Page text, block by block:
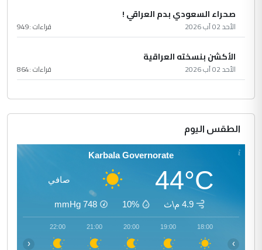
صحراء السعودي بدم العراقي !
الأحد 02 آب 2026 قراءات :949
الأكشن بنسخته العراقية
الأحد 02 آب 2026 قراءات :864
الطقس اليوم
Karbala Governorate
44°C صافي
4.9 م\ث 10%
748
mmHg
18:00
19:00
20:00
21:00
22:00
‹ ›